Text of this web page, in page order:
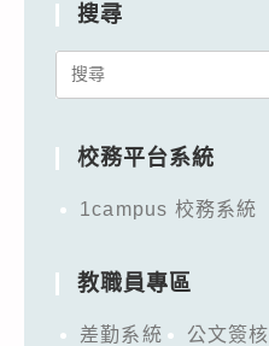
搜尋
Search
校務平台系統
1campus 校務系統
教職員專區
差勤系統 公文簽核